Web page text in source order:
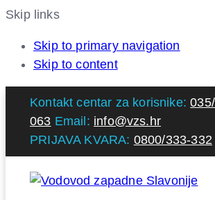
Skip links
Skip to primary navigation
Skip to content
Kontakt centar za korisnike:
063 Email: info@vzs.hr
PRIJAVA KVARA: 0800/333-332